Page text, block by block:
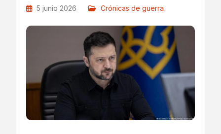
5 junio 2026 Crónicas de guerra